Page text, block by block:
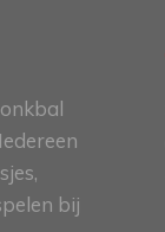
bij